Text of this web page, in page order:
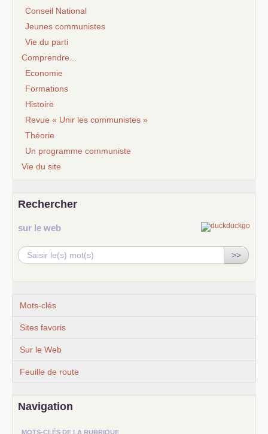
Conseil National
Jeunes communistes
Vie du parti
Comprendre...
Economie
Formations
Histoire
Revue « Unir les communistes »
Théorie
Un programme communiste
Vie du site
Rechercher
sur le web
>>
Mots-clés
Sites favoris
Sur le Web
Feuille de route
Navigation
MOTS-CLÉS DE LA RUBRIQUE